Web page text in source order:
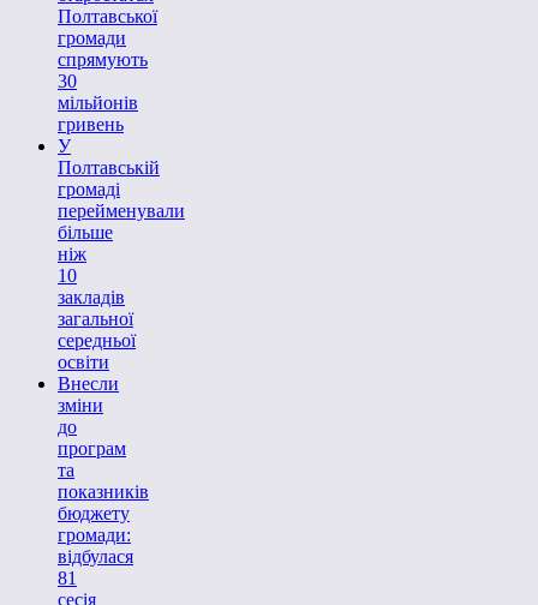
Полтавської
громади
спрямують
30
мільйонів
гривень
У
Полтавській
громаді
перейменували
більше
ніж
10
закладів
загальної
середньої
освіти
Внесли
зміни
до
програм
та
показників
бюджету
громади:
відбулася
81
сесія